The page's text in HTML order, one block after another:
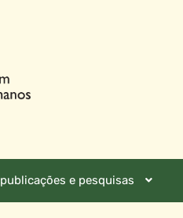
publicações e pesquisas